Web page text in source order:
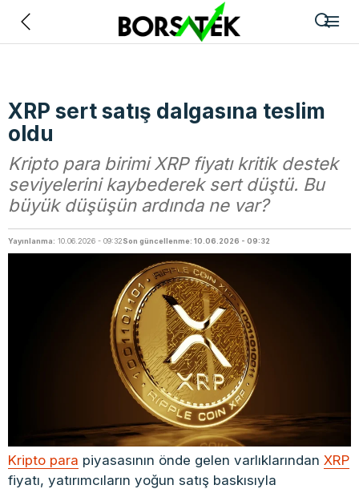
XRP sert satış dalgasına teslim
oldu
Kripto para birimi XRP fiyatı kritik destek
seviyelerini kaybederek sert düştü. Bu
büyük düşüşün ardında ne var?
Yayınlanma: 10.06.2026 - 09:32Son güncellenme: 10.06.2026 - 09:32
Kripto para piyasasının önde gelen varlıklarından XRP
fiyatı, yatırımcıların yoğun satış baskısıyla